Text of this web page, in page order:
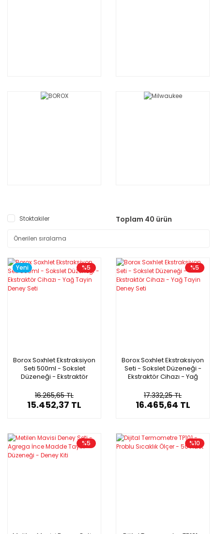
Stoktakiler Toplam 40 ürün
%5
Yeni
Borox Soxhlet Ekstraksiyon
Seti 500ml - Sokslet
Düzeneği - Ekstraktör
Seti
16.265,65 TL
15.452,37 TL
%5
Borox Soxhlet Ekstraksiyon
Seti - Sokslet Düzeneği -
Ekstraktör Cihazı - Yağ
17.332,25 TL
16.465,64 TL
%5 %10